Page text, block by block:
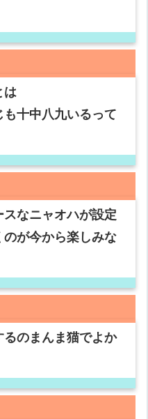
は
も十中八九いるって
なニャオハが設定
が今から楽しみな
のまんま猫でよか